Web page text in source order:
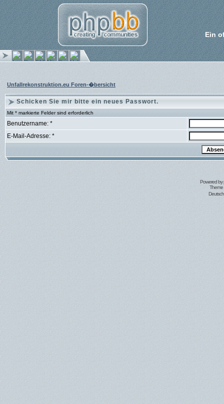
Ein
Unfallrekonstruktion.eu Foren-�bersicht
Schicken Sie mir bitte ein neues Passwort.
Mit * markierte Felder sind erforderlich
Benutzername: *
E-Mail-Adresse: *
Powered by
Theme